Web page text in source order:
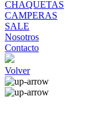
CHAQUETAS
CAMPERAS
SALE
Nosotros
Contacto
Volver